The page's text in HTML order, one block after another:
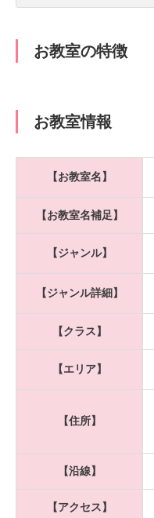
お教室の特徴
お教室情報
【お教室名】
【お教室名補足】
【ジャンル】
【ジャンル詳細】
【クラス】
【エリア】
【住所】
【沿線】
【アクセス】